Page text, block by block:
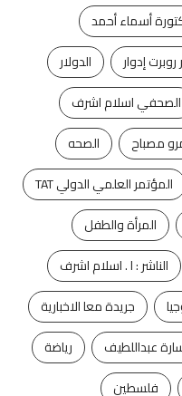
أسماء أحمد
روبرت إدوار
الدولار
الصحفي اسلام اشرف
مصباح
الصحه
المؤتمر العلمي الدولي TAT
المرأة والطفل
الناشر : ا . اسلام اشرف
جريدة معا الاخبارية
عبداللطيف
رياضة
فلسطين